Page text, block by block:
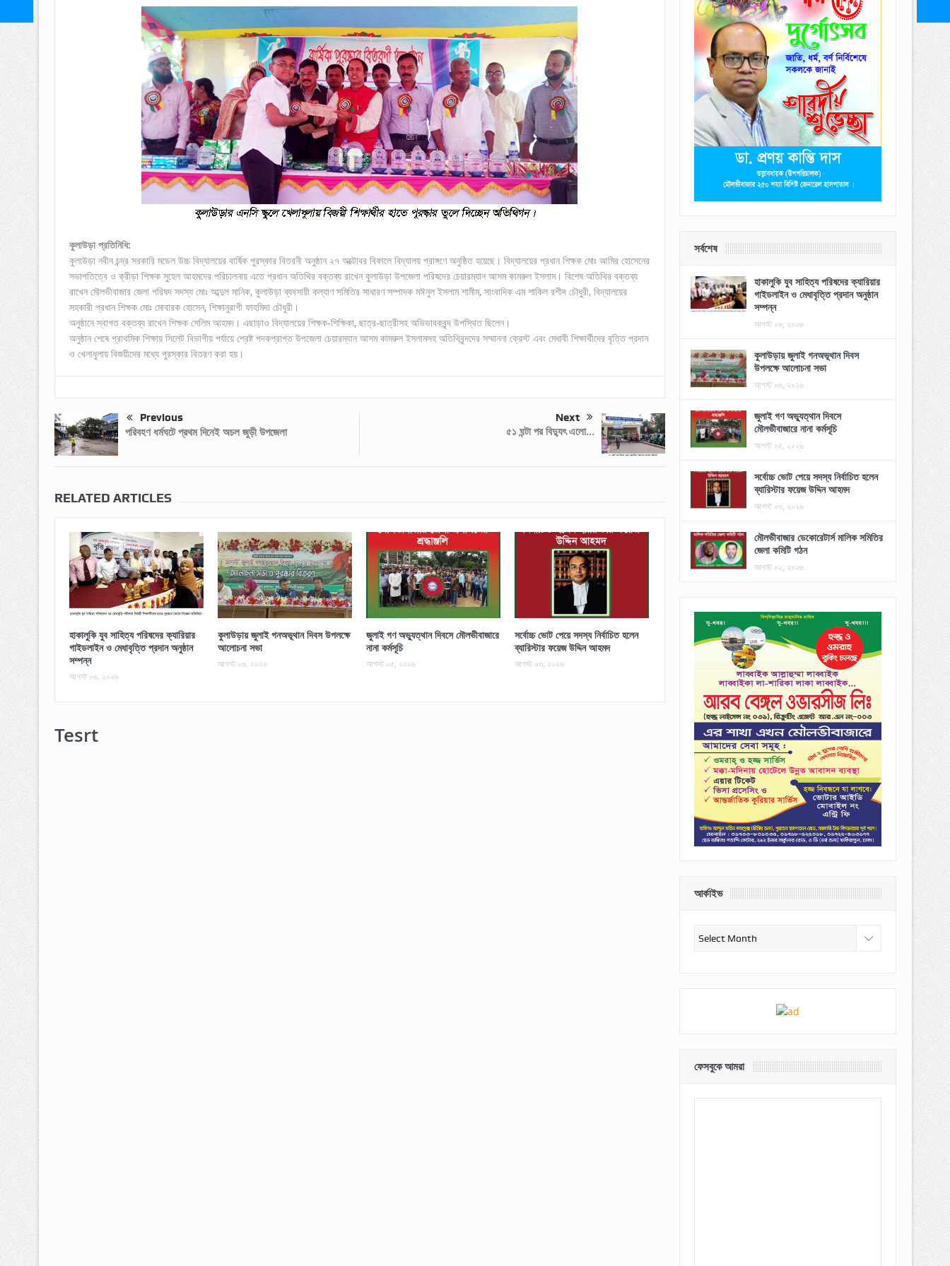
কুলাউড়া প্রতিনিধি:
কুলাউড়া নবীন চন্দ্র সরকারি মডেল উচ্চ বিদ্যালয়ের বার্ষিক পুরস্কার বিতরনী অনুষ্ঠান ২৭ অক্টোবর বিকালে বিদ্যালয় প্রাঙ্গণে অনুষ্ঠিত হয়েছে। বিদ্যালয়ের প্রধান শিক্ষক মোঃ আমির হোসেনের
সভাপতিত্বে ও ক্রীড়া শিক্ষক সুহেল আহমদের পরিচালনায় এতে প্রধান অতিথির বক্তব্য রাখেন কুলাউড়া উপজেলা পরিষদের চেয়ারম্যান আসম কামরুল ইসলাম। বিশেষ অতিথির বক্তব্য
রাখেন মৌলভীবাজার জেলা পরিষদ সদস্য মোঃ আব্দুল মানিক, কুলাউড়া ব্যবসায়ী কল্যাণ সমিতির সাধারণ সম্পাদক মঈনুল ইসলাম শামীম, সাংবাদিক এম শাকিল রশীদ চৌধুরী, বিদ্যালয়ের
সহকারী প্রধান শিক্ষক মোঃ মোবারক হোসেন, শিক্ষানুরাগী ফাহমিদা চৌধুরী।
অনুষ্ঠানে স্বাগত বক্তব্য রাখেন শিক্ষক সেলিম আহমদ। এছাড়াও বিদ্যালয়ের শিক্ষক-শিক্ষিকা, ছাত্র-ছাত্রীসহ অভিভাবকবৃন্দ উপস্থিত ছিলেন।
অনুষ্ঠান শেষে প্রাথমিক শিক্ষায় সিলেট বিভাগীয় পর্যায়ে শ্রেষ্ট পদকপ্রাপ্ত উপজেলা চেয়ারম্যান আসম কামরুল ইসলামসহ অতিথিবৃন্দদের সম্মাননা ক্রেস্ট এবং মেধাবী শিক্ষার্থীদের বৃত্তি প্রদান
ও খেলাধুলায় বিজয়ীদের মধ্যে পুরস্কার বিতরণ করা হয়।
Previous
পরিবহণ ধর্মঘটে প্রথম দিনেই অচল জুড়ী উপজেলা
Next
৫১ ঘন্টা পর বিদ্যুৎ এলো…
RELATED ARTICLES
হাকালুকি যুব সাহিত্য পরিষদের ক্যারিয়ার
গাইডলাইন ও মেধাবৃত্তি প্রদান অনুষ্ঠান
সম্পন্ন
আগস্ট ০৬, ২০২৬
কুলাউড়ায় জুলাই গনঅভূথান দিবস উপলক্ষে
আলোচনা সভা
আগস্ট ০৬, ২০২৬
জুলাই গণ অভ্যুত্থান দিবসে মৌলভীবাজারে
নানা কর্মসূচি
আগস্ট ০৫, ২০২৬
সর্বোচ্চ ভোট পেয়ে সদস্য নির্বাচিত হলেন
ব্যারিস্টার ফয়েজ উদ্দিন আহমদ
আগস্ট ০৩, ২০২৬
Tesrt
সর্বশেষ
হাকালুকি যুব সাহিত্য পরিষদের ক্যারিয়ার
গাইডলাইন ও মেধাবৃত্তি প্রদান অনুষ্ঠান
সম্পন্ন
আগস্ট ০৬, ২০২৬
কুলাউড়ায় জুলাই গনঅভূথান দিবস
উপলক্ষে আলোচনা সভা
আগস্ট ০৬, ২০২৬
জুলাই গণ অভ্যুত্থান দিবসে
মৌলভীবাজারে নানা কর্মসূচি
আগস্ট ০৫, ২০২৬
সর্বোচ্চ ভোট পেয়ে সদস্য নির্বাচিত হলেন
ব্যারিস্টার ফয়েজ উদ্দিন আহমদ
আগস্ট ০৩, ২০২৬
মৌলভীবাজার ডেকোরেটার্স মালিক সমিতির
জেলা কমিটি গঠন
আগস্ট ০২, ২০২৬
আর্কাইভ
আর্কাইভ
ফেসবুকে আমরা